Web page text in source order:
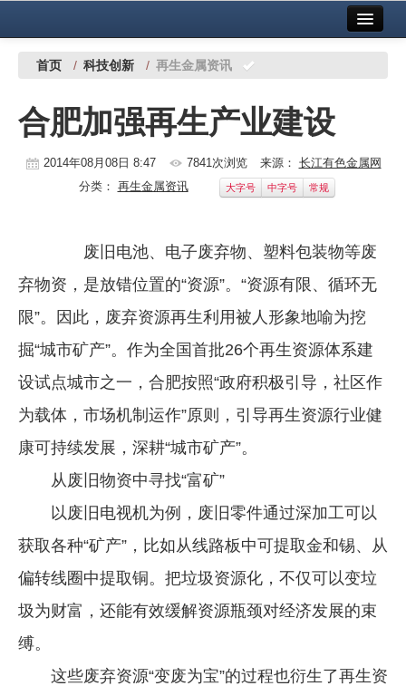
中国有色金属报社主办 广告服务
铜镍铅锌
铝
科技
镁钛
地矿 建设
党建工作
行情报价
数字报
首页 / 科技创新 / 再生金属资讯
合肥加强再生产业建设
2014年08月08日 8:47 7841次浏览 来源： 长江有色金属网
分类： 再生金属资讯 大字号 中字号 常规
废旧电池、电子废弃物、塑料包装物等废
弃物资，是放错位置的“资源”。“资源有限、循环无
限”。因此，废弃资源再生利用被人形象地喻为挖
掘“城市矿产”。作为全国首批26个再生资源体系建
设试点城市之一，合肥按照“政府积极引导，社区作
为载体，市场机制运作”原则，引导再生资源行业健
康可持续发展，深耕“城市矿产”。
从废旧物资中寻找“富矿”
以废旧电视机为例，废旧零件通过深加工可以
获取各种“矿产”，比如从线路板中可提取金和锡、从
偏转线圈中提取铜。把垃圾资源化，不仅可以变垃
圾为财富，还能有效缓解资源瓶颈对经济发展的束
缚。
这些废弃资源“变废为宝”的过程也衍生了再生资